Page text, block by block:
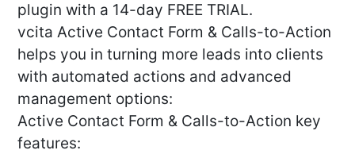
plugin with a 14-day FREE TRIAL.
vcita Active Contact Form & Calls-to-Action
helps you in turning more leads into clients
with automated actions and advanced
management options:
Active Contact Form & Calls-to-Action key
features: